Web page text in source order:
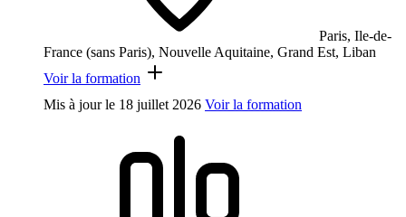
Paris, Ile-de-
France (sans Paris), Nouvelle Aquitaine, Grand Est, Liban
Voir la formation
Mis à jour le 18 juillet 2026 Voir la formation